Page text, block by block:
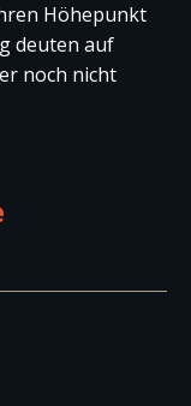
Höhepunkt
deuten auf
noch nicht